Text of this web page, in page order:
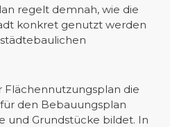
regelt demnah, wie die
konkret genutzt werden
Flächennutzungsplan die
den Bebauungsplan
und Grundstücke bildet. In